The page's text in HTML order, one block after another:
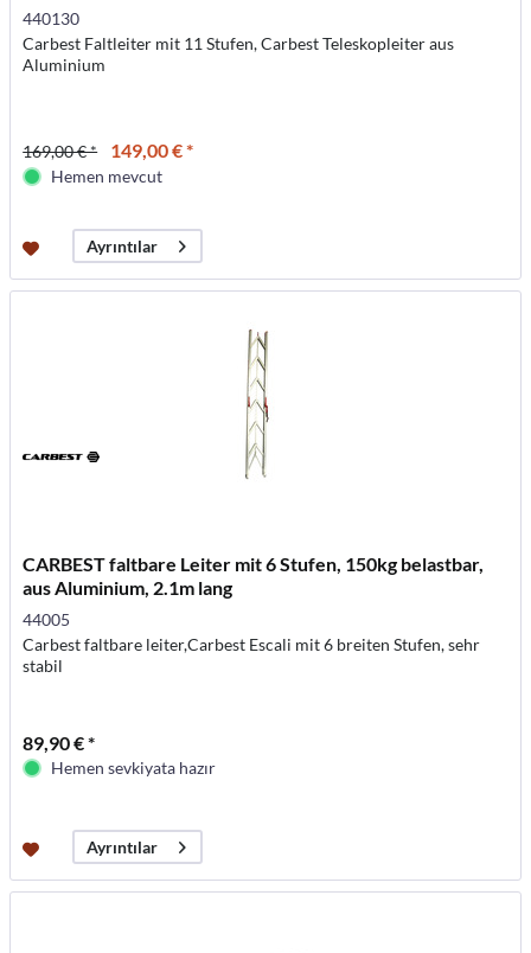
440130
Carbest Faltleiter mit 11 Stufen, Carbest Teleskopleiter aus
Aluminium
169,00 € * 149,00 € *
Hemen mevcut
Ayrıntılar
CARBEST faltbare Leiter mit 6 Stufen, 150kg belastbar,
aus Aluminium, 2.1m lang
44005
Carbest faltbare leiter,Carbest Escali mit 6 breiten Stufen, sehr
stabil
89,90 € *
Hemen sevkiyata hazır
Ayrıntılar